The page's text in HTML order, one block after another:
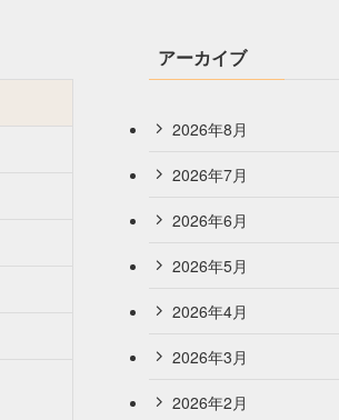
アーカイブ
2026年8月
2026年7月
2026年6月
2026年5月
2026年4月
2026年3月
2026年2月